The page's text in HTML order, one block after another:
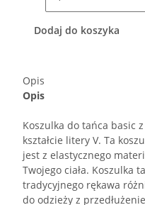
Dodaj do koszyka
Opis
Opis
Koszulka do tańca basic
kształcie litery V. Ta
jest z elastycznego
Twojego ciała. Koszulka
tradycyjnego rękawa
do odzieży z